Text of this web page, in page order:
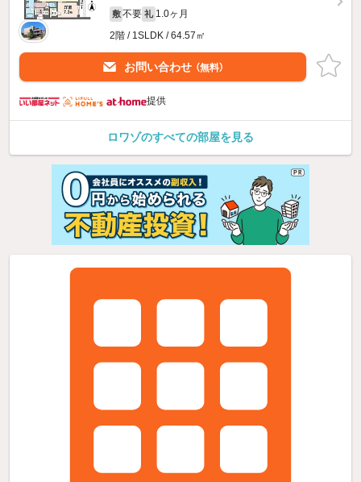
敷 不要 礼 1.0ヶ月
2階 / 1SLDK / 64.57㎡
お問い合わせ （無料）
提供
ロワゾのすべての部屋を見る